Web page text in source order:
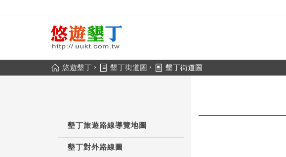
悠遊墾丁 › 墾丁街道圖 › 墾丁街道圖
墾丁旅遊路線導覽地圖
墾丁對外路線圖